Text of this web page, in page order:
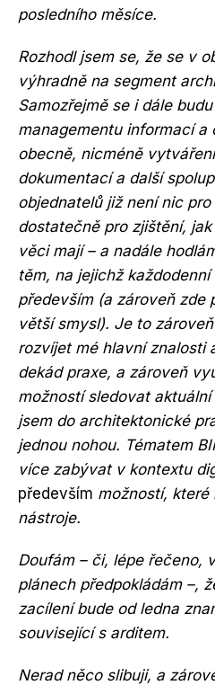
posledního měsíce.
Rozhodl jsem se, že se v
výhradně na segment
Samozřejmě se i dále
managementu informací a
obecně, nicméně
dokumentací a další
objednatelů již není nic
dostatečně pro zjištění,
věci mají – a nadále
těm, na jejichž
především (a zároveň zde
větší smysl). Je to
rozvíjet mé hlavní znalosti
dekád praxe, a zároveň
možností sledovat
jsem do architektonické
jednou nohou. Tématem
více zabývat v kontextu
především možností, které
nástroje.
Doufám – či, lépe řečeno,
plánech předpokládám –,
zacílení bude od ledna
související s arditem.
Nerad něco slibuji, a